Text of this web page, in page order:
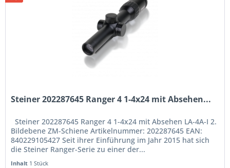
Steiner 202287645 Ranger 4 1-4x24 mit Absehen...
Steiner 202287645 Ranger 4 1-4x24 mit Absehen LA-4A-I 2.
Bildebene ZM-Schiene Artikelnummer: 202287645 EAN:
840229105427 Seit ihrer Einführung im Jahr 2015 hat sich
die Steiner Ranger-Serie zu einer der...
Inhalt 1 Stück